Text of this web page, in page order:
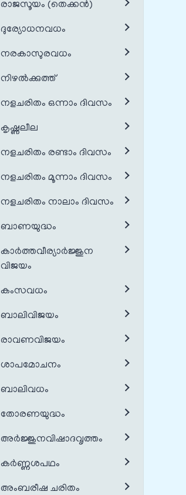
രാജസൂയം (തെക്കൻ)
ദുര്യോധനവധം
നരകാസുരവധം
നിഴൽക്കുത്ത്
നളചരിതം ഒന്നാം ദിവസം
കൃഷ്ണലീല
നളചരിതം രണ്ടാം ദിവസം
നളചരിതം മൂന്നാം ദിവസം
നളചരിതം നാലാം ദിവസം
ബാണയുദ്ധം
കാർത്തവീര്യാർജ്ജുന
വിജയം
കംസവധം
ബാലിവിജയം
രാവണവിജയം
ശാപമോചനം
ബാലിവധം
തോരണയുദ്ധം
അർജ്ജുനവിഷാദവൃത്തം
കർണ്ണശപഥം
അംബരീഷ ചരിതം